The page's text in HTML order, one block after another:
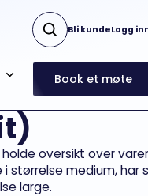
Book et møte
Bli kundeLogg
oversikt over
størrelse medium, har
large.